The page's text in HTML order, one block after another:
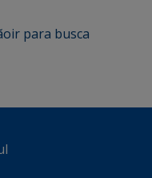
ir para busca